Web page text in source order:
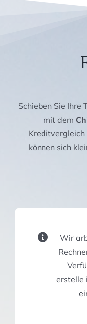
Schieben Sie Ihre
mit dem
Kreditvergleich
können sich
Wir
erstelle